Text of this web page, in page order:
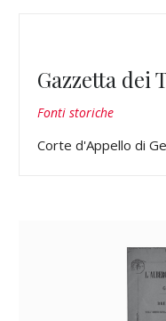
Gazzetta dei
Fonti storiche
Corte d'Appello di